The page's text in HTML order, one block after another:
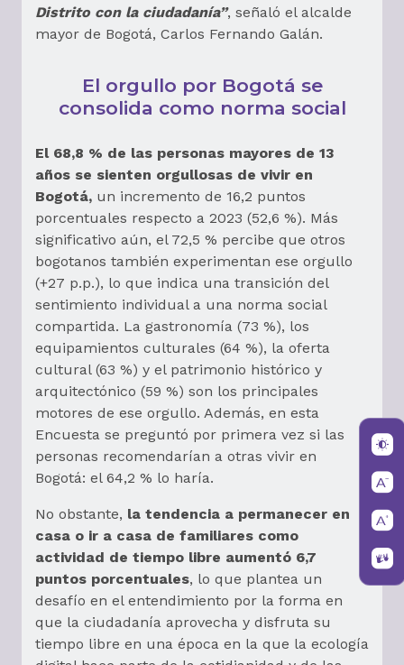
Distrito con la ciudadanía”, señaló el alcalde
mayor de Bogotá, Carlos Fernando Galán.
El orgullo por Bogotá se
consolida como norma social
El 68,8 % de las personas mayores de 13
años se sienten orgullosas de vivir en
Bogotá, un incremento de 16,2 puntos
porcentuales respecto a 2023 (52,6 %). Más
significativo aún, el 72,5 % percibe que otros
bogotanos también experimentan ese orgullo
(+27 p.p.), lo que indica una transición del
sentimiento individual a una norma social
compartida. La gastronomía (73 %), los
equipamientos culturales (64 %), la oferta
cultural (63 %) y el patrimonio histórico y
arquitectónico (59 %) son los principales
motores de ese orgullo. Además, en esta
Encuesta se preguntó por primera vez si las
personas recomendarían a otras vivir en
Bogotá: el 64,2 % lo haría.
No obstante, la tendencia a permanecer en
casa o ir a casa de familiares como
actividad de tiempo libre aumentó 6,7
puntos porcentuales, lo que plantea un
desafío en el entendimiento por la forma en
que la ciudadanía aprovecha y disfruta su
tiempo libre en una época en la que la ecología